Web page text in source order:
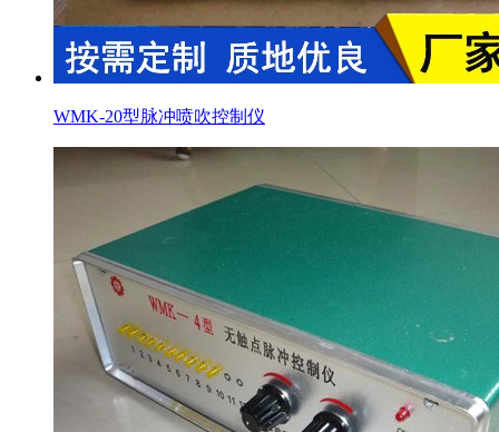
WMK-20型脉冲喷吹控制仪